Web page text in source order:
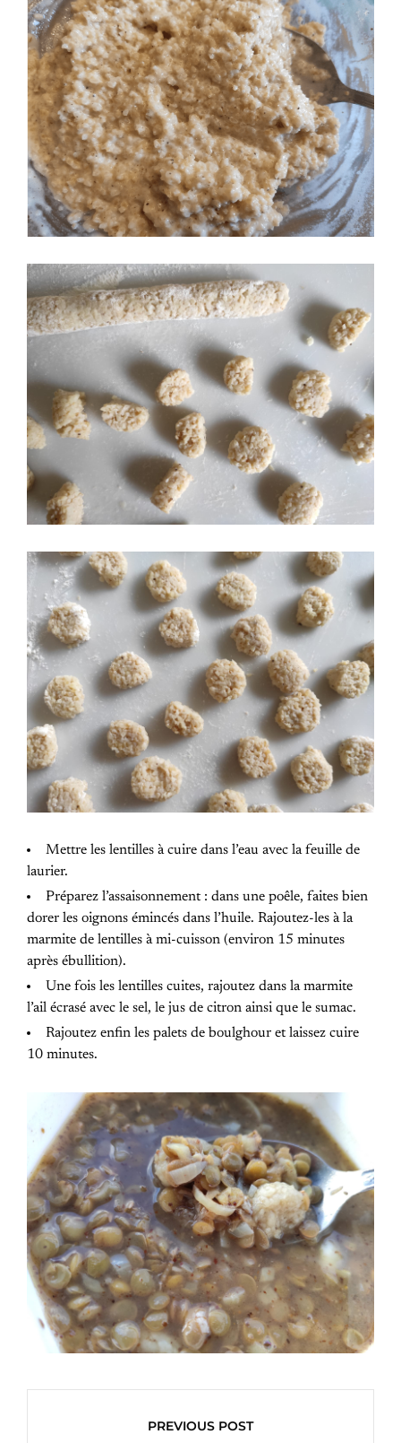
Mettre les lentilles à cuire dans l’eau avec la feuille de
laurier.
Préparez l’assaisonnement : dans une poêle, faites bien
dorer les oignons émincés dans l’huile. Rajoutez-les à la
marmite de lentilles à mi-cuisson (environ 15 minutes
après ébullition).
Une fois les lentilles cuites, rajoutez dans la marmite
l’ail écrasé avec le sel, le jus de citron ainsi que le sumac.
Rajoutez enfin les palets de boulghour et laissez cuire
10 minutes.
PREVIOUS POST